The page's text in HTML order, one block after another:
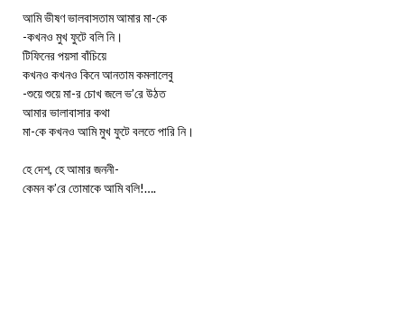
আমি ভীষণ ভালবাসতাম আমার মা-কে
-কখনও মুখ ফুটে বলি নি।
টিফিনের পয়সা বাঁচিয়ে
কখনও কখনও কিনে আনতাম কমলালেবু
-শুয়ে শুয়ে মা-র চোখ জলে ভ’রে উঠত
আমার ভালাবাসার কথা
মা-কে কখনও আমি মুখ ফুটে বলতে পারি নি।
হে দেশ, হে আমার জননী-
কেমন ক’রে তোমাকে আমি বলি!….